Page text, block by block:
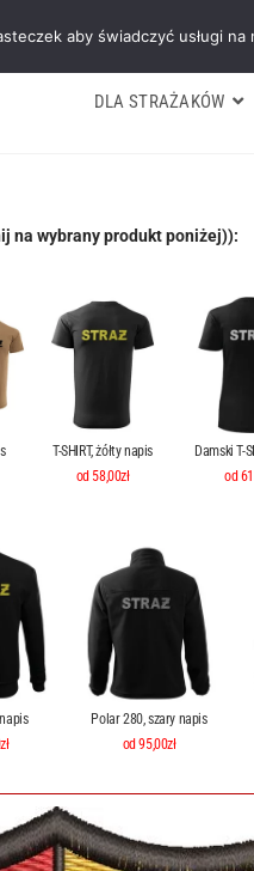
DLA STRAŻAKÓW
na wybrany produkt poniżej)):
T-SHIRT, żółty napis
od 58,00zł
Damski T-
od
Polar 280, szary napis
od 95,00zł
aby świadczyć usługi